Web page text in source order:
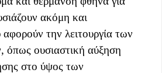
ακόμη και
αφορούν την λειτουργία των
όπως ουσιαστική αύξηση
στο ύψος των